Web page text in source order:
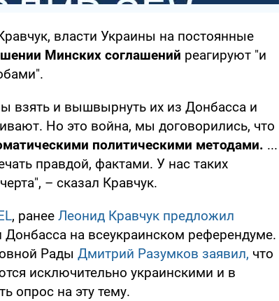
власти Украины на постоянные
Минских соглашений реагируют "и
взять и вышвырнуть их из Донбасса и
Но это война, мы договорились, что
политическими методами. ...
правдой, фактами. У нас таких
– сказал Кравчук.
, ранее Леонид Кравчук предложил
на всеукраинском референдуме.
Рады Дмитрий Разумков заявил, что
исключительно украинскими и в
опрос на эту тему.